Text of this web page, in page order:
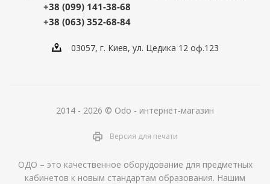
+38 (099) 141-38-68
+38 (063) 352-68-84
03057, г. Киев, ул. Цедика 12 оф.123
2014 - 2026 © Odo - интернет-магазин
Версия для печати
ОДО – это качественное оборудование для предметных
кабинетов к новым стандартам образования. Нашим